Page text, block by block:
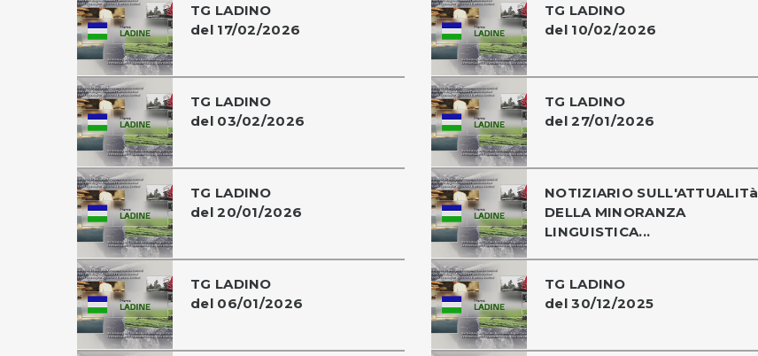
TG LADINO
del 17/02/2026
TG LADINO
del 10/02/2026
TG LADINO
del 03/02/2026
TG LADINO
del 27/01/2026
TG LADINO
del 20/01/2026
NOTIZIARIO SULL'ATTUALITà
DELLA MINORANZA
LINGUISTICA...
TG LADINO
del 06/01/2026
TG LADINO
del 30/12/2025